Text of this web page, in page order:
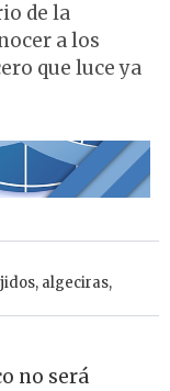
de la
a los
que luce ya
, algeciras,
no será